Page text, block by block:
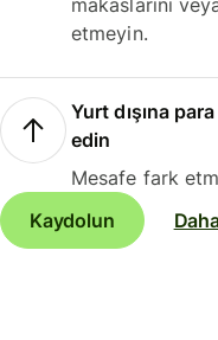
makaslarını
etmeyin.
Yurt dışına
edin
Mesafe fark
Kaydolun